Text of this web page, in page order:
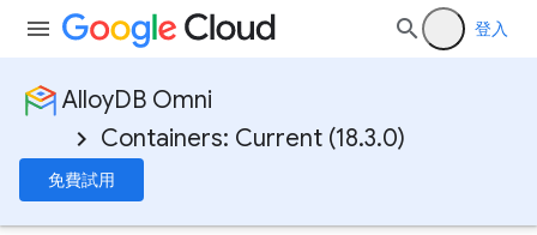
登入
AlloyDB Omni
Containers: Current (18.3.0)
免費試用